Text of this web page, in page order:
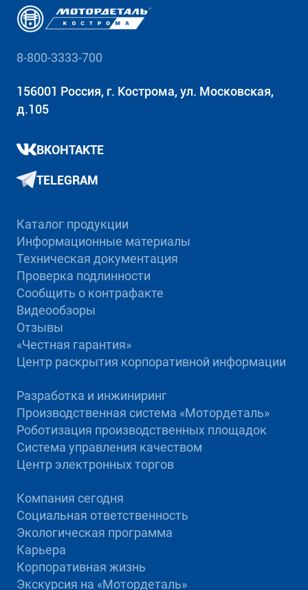
8-800-3333-700
156001 Россия, г. Кострома, ул. Московская,
д.105
ВКОНТАКТЕ
TELEGRAM
Каталог продукции
Информационные материалы
Техническая документация
Проверка подлинности
Сообщить о контрафакте
Видеообзоры
Отзывы
«Честная гарантия»
Центр раскрытия корпоративной информации
Разработка и инжиниринг
Производственная система «Mотордеталь»
Роботизация производственных площадок
Система управления качеством
Центр электронных торгов
Компания сегодня
Социальная ответственность
Экологическая программа
Карьера
Корпоративная жизнь
Экскурсия на «Мотордеталь»